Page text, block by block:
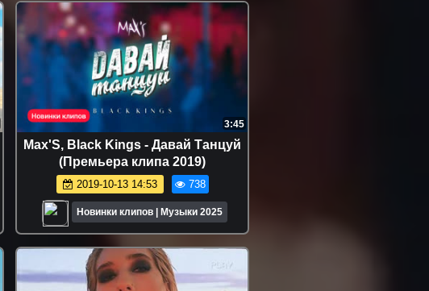
3:45
Max'S, Black Kings - Давай Танцуй
(Премьера клипа 2019)
2019-10-13 14:53 738
Новинки клипов | Музыки 2025